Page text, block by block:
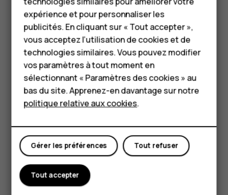
HMD Terra M
Pour les entreprises
Tablettes
Boutique
Mon compte
de 512 Go maximum, d'un fabricant renommé.
Important: Ne retirez jamais la carte mémoire
lorsqu'une application est en train de l'utiliser. Cette
manipulation risque d'endommager l'appareil et la
carte mémoire, ainsi que de corrompre les données
stockées sur celle-ci.
Avez-vous trouvé cela utile?
Oui Non
expérience et pour personnaliser les
publicités. En cliquant sur « Tout accepter »,
vous acceptez l’utilisation de cookies et de
technologies similaires. Vous pouvez modifier
vos paramètres à tout moment en
sélectionnant « Paramètres des cookies » au
bas du site. Apprenez-en davantage sur notre
politique relative aux cookies.
Tout refuser
Gérer les préférences
Tout accepter